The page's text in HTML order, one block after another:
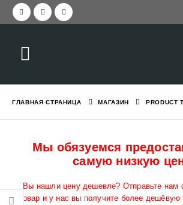
ГЛАВНАЯ СТРАНИЦА МАГАЗИН PRODUCT
Мы обязуемся
самую низкую
Вы нашли цену дешевле? Отправьте нам
товар и у нас вы получите более дешёвую